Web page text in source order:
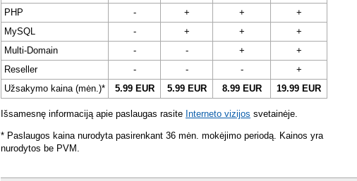
PHP
- + +
+
MySQL
- + +
+
Multi-Domain
- - +
+
Reseller
- - -
+
Užsakymo kaina (mėn.)*
5.99 EUR 5.99 EUR 8.99 EUR 19.99 EUR
Išsamesnę informaciją apie paslaugas rasite Interneto vizijos svetainėje.
* Paslaugos kaina nurodyta pasirenkant 36 mėn. mokėjimo periodą. Kainos yra
nurodytos be PVM.